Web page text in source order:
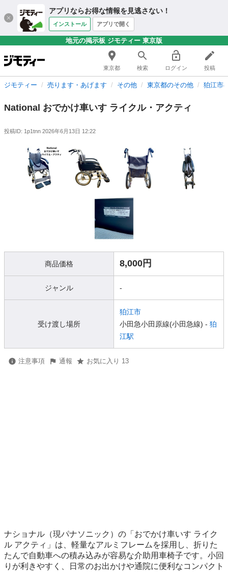
アプリならお得な情報を見逃さない！
インストール アプリで開く
地元の掲示板 ジモティー 東京版
東京都 検索 ログイン 投稿
ジモティー 売ります・あげます その他 東京都のその他 狛江市
National おでかけ車いす ライクル・アクティ
投稿ID: 1p1tnn 2026年6月13日 12:22
商品価格 8,000円
ジャンル -
受け渡し場所
狛江市
小田急小田原線(小田急線) - 狛
江駅
注意事項 通報 お気に入り 13
ナショナル（現パナソニック）の「おでかけ車いす ライク
ル アクティ」は、軽量なアルミフレームを採用し、折りた
たんで自動車への積み込みが容易な介助用車椅子です。小回
りが利きやすく、日常のお出かけや通院に便利なコンパクト